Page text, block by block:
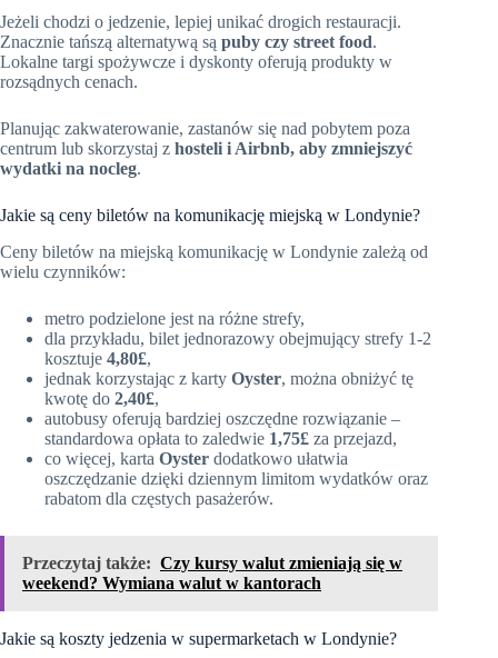
Jeżeli chodzi o jedzenie, lepiej unikać drogich restauracji.
Znacznie tańszą alternatywą są puby czy street food.
Lokalne targi spożywcze i dyskonty oferują produkty w
rozsądnych cenach.
Planując zakwaterowanie, zastanów się nad pobytem poza
centrum lub skorzystaj z hosteli i Airbnb, aby zmniejszyć
wydatki na nocleg.
Jakie są ceny biletów na komunikację miejską w Londynie?
Ceny biletów na miejską komunikację w Londynie zależą od
wielu czynników:
metro podzielone jest na różne strefy,
dla przykładu, bilet jednorazowy obejmujący strefy 1-2
kosztuje 4,80£,
jednak korzystając z karty Oyster, można obniżyć tę
kwotę do 2,40£,
autobusy oferują bardziej oszczędne rozwiązanie –
standardowa opłata to zaledwie 1,75£ za przejazd,
co więcej, karta Oyster dodatkowo ułatwia
oszczędzanie dzięki dziennym limitom wydatków oraz
rabatom dla częstych pasażerów.
Przeczytaj także: Czy kursy walut zmieniają się w
weekend? Wymiana walut w kantorach
Jakie są koszty jedzenia w supermarketach w Londynie?